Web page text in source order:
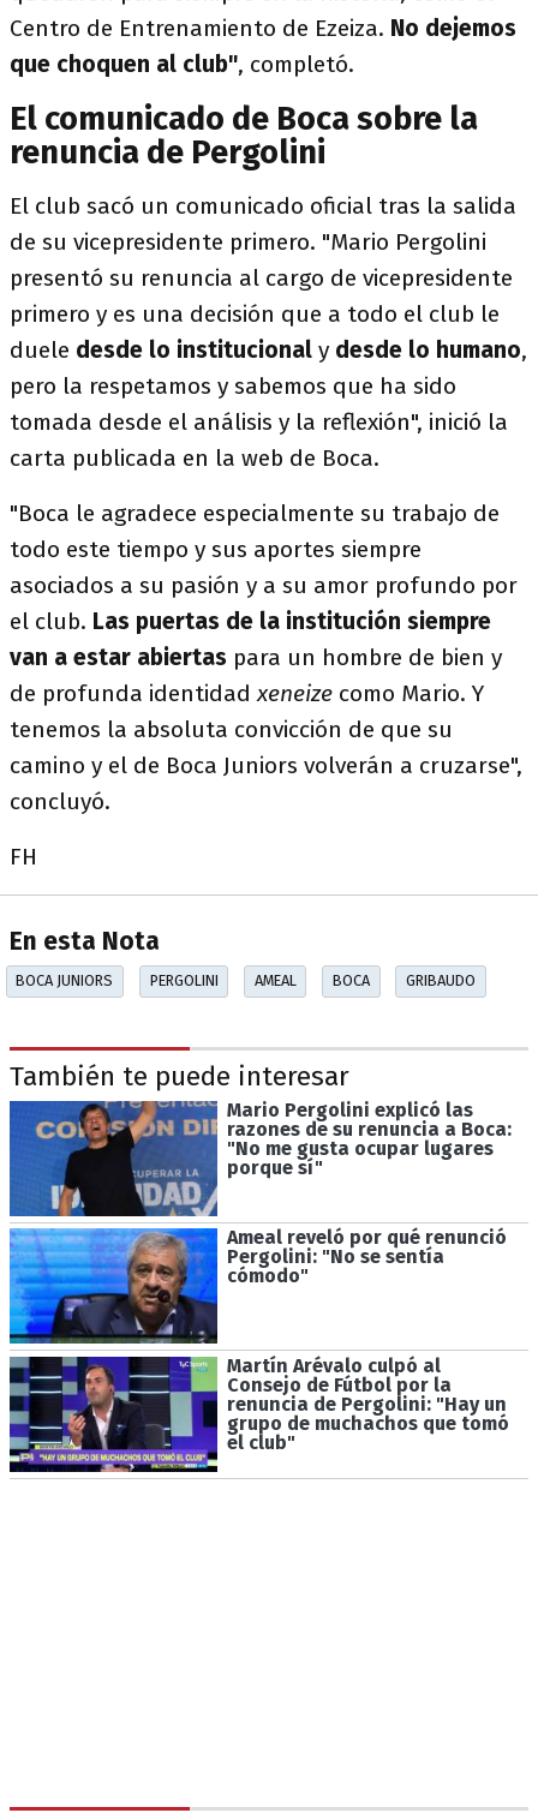
Centro de Entrenamiento de Ezeiza. No dejemos
que choquen al club", completó.
El comunicado de Boca sobre la
renuncia de Pergolini
El club sacó un comunicado oficial tras la salida
de su vicepresidente primero. "Mario Pergolini
presentó su renuncia al cargo de vicepresidente
primero y es una decisión que a todo el club le
duele desde lo institucional y desde lo humano,
pero la respetamos y sabemos que ha sido
tomada desde el análisis y la reflexión", inició la
carta publicada en la web de Boca.
"Boca le agradece especialmente su trabajo de
todo este tiempo y sus aportes siempre
asociados a su pasión y a su amor profundo por
el club. Las puertas de la institución siempre
van a estar abiertas para un hombre de bien y
de profunda identidadxeneize como Mario. Y
tenemos la absoluta convicción de que su
camino y el de Boca Juniors volverán a cruzarse",
concluyó.
FH
En esta Nota
BOCA JUNIORS PERGOLINI AMEAL BOCA GRIBAUDO
También te puede interesar
Mario Pergolini explicó las
razones de su renuncia a Boca:
"No me gusta ocupar lugares
porque sí"
Ameal reveló por qué renunció
Pergolini: "No se sentía
cómodo"
Martín Arévalo culpó al
Consejo de Fútbol por la
renuncia de Pergolini: "Hay un
grupo de muchachos que tomó
el club"